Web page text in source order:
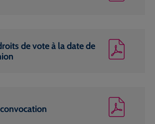
de vote à la date de